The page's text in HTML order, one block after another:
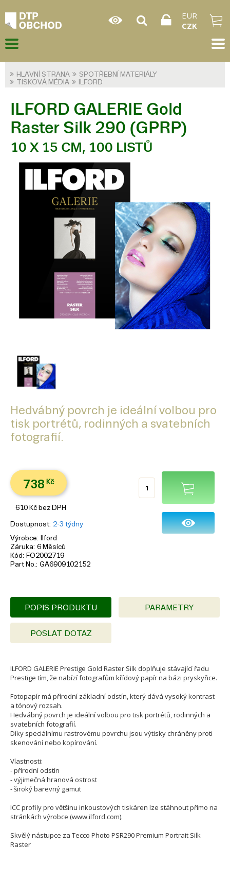
EUR
CZK
HLAVNÍ STRANA
SPOTŘEBNÍ MATERIÁLY
TISKOVÁ MÉDIA
ILFORD
ILFORD GALERIE Gold
Raster Silk 290 (GPRP)
10 X 15 CM, 100 LISTŮ
Hedvábný povrch je ideální volbou pro
tisk portrétů, rodinných a svatebních
fotografií.
738 Kč
610 Kč bez DPH
Dostupnost 2-3 týdny
Výrobce
Ilford
Záruka 6 Měsíců
Kód
FO2002719
Part No. GA6909102152
POPIS PRODUKTU PARAMETRY
POSLAT DOTAZ
ILFORD GALERIE Prestige Gold Raster Silk doplňuje stávající řadu
Prestige tím, že nabízí fotografům křídový papír na bázi pryskyřice.
Fotopapír má přírodní základní odstín, který dává vysoký kontrast
a tónový rozsah.
Hedvábný povrch je ideální volbou pro tisk portrétů, rodinných a
svatebních fotografií.
Díky speciálnímu rastrovému povrchu jsou výtisky chráněny proti
skenování nebo kopírování.
Vlastnosti:
- přírodní odstín
- výjimečná hranová ostrost
- široký barevný gamut
ICC profily pro většinu inkoustových tiskáren lze stáhnout přímo na
stránkách výrobce (www.ilford.com).
Skvělý nástupce za Tecco Photo PSR290 Premium Portrait Silk
Raster